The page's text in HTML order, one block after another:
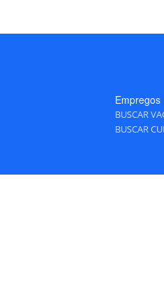
Empregos
BUSCAR
BUSCAR